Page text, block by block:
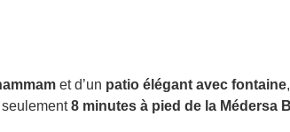
et d’un patio élégant avec fontaine,
seulement8 minutes à pied de la Médersa